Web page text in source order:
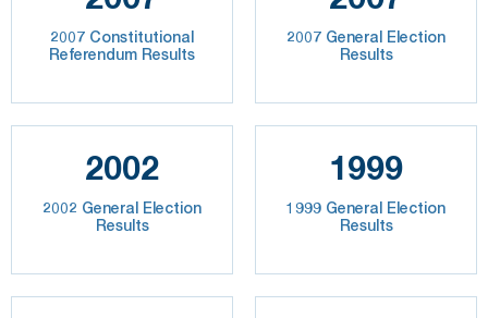
2007 Constitutional
Referendum Results
2007 General Election
Results
2002
2002 General Election
Results
1999
1999 General Election
Results